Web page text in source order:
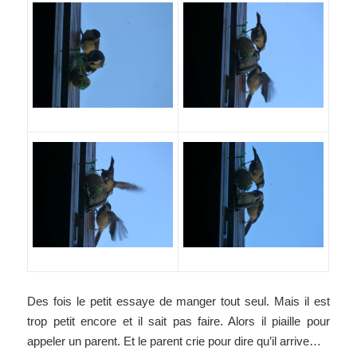
Des fois le petit essaye de manger tout seul. Mais il est
trop petit encore et il sait pas faire. Alors il piaille pour
appeler un parent. Et le parent crie pour dire qu’il arrive…